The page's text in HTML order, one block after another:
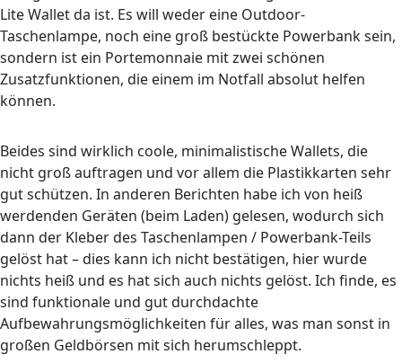
Lite Wallet da ist. Es will weder eine Outdoor-
Taschenlampe, noch eine groß bestückte Powerbank sein,
sondern ist ein Portemonnaie mit zwei schönen
Zusatzfunktionen, die einem im Notfall absolut helfen
können.
Beides sind wirklich coole, minimalistische Wallets, die
nicht groß auftragen und vor allem die Plastikkarten sehr
gut schützen. In anderen Berichten habe ich von heiß
werdenden Geräten (beim Laden) gelesen, wodurch sich
dann der Kleber des Taschenlampen / Powerbank-Teils
gelöst hat – dies kann ich nicht bestätigen, hier wurde
nichts heiß und es hat sich auch nichts gelöst. Ich finde, es
sind funktionale und gut durchdachte
Aufbewahrungsmöglichkeiten für alles, was man sonst in
großen Geldbörsen mit sich herumschleppt.